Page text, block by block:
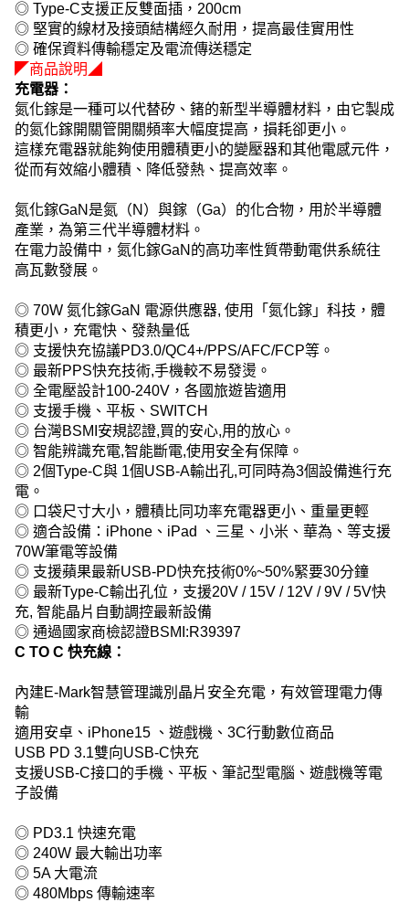
◎ Type-C支援正反雙面插，200cm
◎ 堅實的線材及接頭結構經久耐用，提高最佳實用性
◎ 確保資料傳輸穩定及電流傳送穩定
◤商品說明◢
充電器：
氮化鎵是一種可以代替矽、鍺的新型半導體材料，由它製成
的氮化鎵開關管開關頻率大幅度提高，損耗卻更小。
這樣充電器就能夠使用體積更小的變壓器和其他電感元件，
從而有效縮小體積、降低發熱、提高效率。
氮化鎵GaN是氮（N）與鎵（Ga）的化合物，用於半導體
產業，為第三代半導體材料。
在電力設備中，氮化鎵GaN的高功率性質帶動電供系統往
高瓦數發展。
◎ 70W 氮化鎵GaN 電源供應器, 使用「氮化鎵」科技，體
積更小，充電快、發熱量低
◎ 支援快充協議PD3.0/QC4+/PPS/AFC/FCP等。
◎ 最新PPS快充技術,手機較不易發燙。
◎ 全電壓設計100-240V，各國旅遊皆適用
◎ 支援手機、平板、SWITCH
◎ 台灣BSMI安規認證,買的安心,用的放心。
◎ 智能辨識充電,智能斷電,使用安全有保障。
◎ 2個Type-C與 1個USB-A輸出孔,可同時為3個設備進行充
電。
◎ 口袋尺寸大小，體積比同功率充電器更小、重量更輕
◎ 適合設備：iPhone、iPad 、三星、小米、華為、等支援
70W筆電等設備
◎ 支援蘋果最新USB-PD快充技術0%~50%緊要30分鐘
◎ 最新Type-C輸出孔位，支援20V / 15V / 12V / 9V / 5V快
充, 智能晶片自動調控最新設備
◎ 通過國家商檢認證BSMI:R39397
C TO C 快充線：
內建E-Mark智慧管理識別晶片安全充電，有效管理電力傳
輸
適用安卓、iPhone15 、遊戲機、3C行動數位商品
USB PD 3.1雙向USB-C快充
支援USB-C接口的手機、平板、筆記型電腦、遊戲機等電
子設備
◎ PD3.1 快速充電
◎ 240W 最大輸出功率
◎ 5A 大電流
◎ 480Mbps 傳輸速率